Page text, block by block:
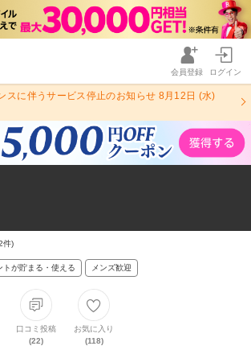
会員登録 ログイン
スに伴うサービス停止のお知らせ 8月12日 (水)
件)
トが貯まる・使える メンズ歓迎
口コミ投稿
(22)
お気に入り
(118)